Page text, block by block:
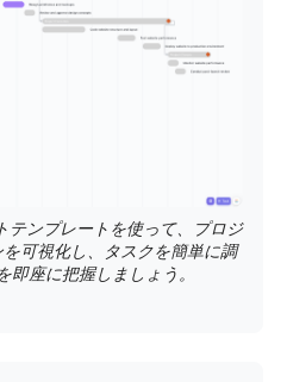
テンプレートを使って、プロジ
可視化し、タスクを簡単に調
即座に把握しましょう。